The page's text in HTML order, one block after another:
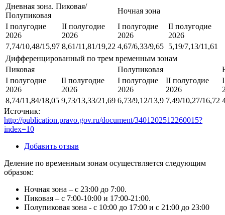
Дневная зона. Пиковая/
Полупиковая
Ночная зона
I полугодие
2026
II полугодие
2026
I полугодие
2026
II полугодие
2026
7,74/10,48/15,97 8,61/11,81/19,22 4,67/6,33/9,65 5,19/7,13/11,61
Дифференцированный по трем временным зонам
Пиковая
Полупиковая
I полугодие
2026
II полугодие
2026
I полугодие
2026
II полугодие
2026
8,74/11,84/18,05 9,73/13,33/21,69 6,73/9,12/13,9 7,49/10,27/16,72
Источник:
http://publication.pravo.gov.ru/document/3401202512260015?
index=10
Добавить отзыв
Деление по временным зонам осуществляется следующим
образом:
Ночная зона – с 23:00 до 7:00.
Пиковая – с 7:00-10:00 и 17:00-21:00.
Полупиковая зона - с 10:00 до 17:00 и с 21:00 до 23:00